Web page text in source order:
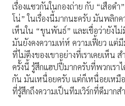
เรื่องแซวกันในกองถ่าย กับ “เสือด
โน่” ในเรื่องนี้มากนะครับ มันพลิกค
เห็นใน “ขุนพันธ์” และเชื่อว่ายังไม่
มันยังคงความเท่ห์ ความเฟี้ยว แต่
ที่ไม่ตึงของเขาอย่างที่เราเคยเห็น
ครั้งนี้ รู้สึกแฮปปี้มากครับที่พวกเรา
กัน มันเหนื่อยครับ แต่ก็เหนื่อยเหมื
ที่รู้สึกถึงความเป็นทีมเวิร์กที่ดีมากส